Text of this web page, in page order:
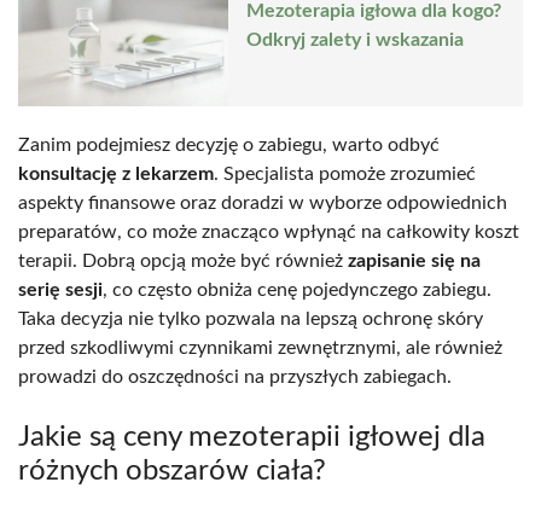
Mezoterapia igłowa dla kogo?
Odkryj zalety i wskazania
Zanim podejmiesz decyzję o zabiegu, warto odbyć
konsultację z lekarzem. Specjalista pomoże zrozumieć
aspekty finansowe oraz doradzi w wyborze odpowiednich
preparatów, co może znacząco wpłynąć na całkowity koszt
terapii. Dobrą opcją może być również zapisanie się na
serię sesji, co często obniża cenę pojedynczego zabiegu.
Taka decyzja nie tylko pozwala na lepszą ochronę skóry
przed szkodliwymi czynnikami zewnętrznymi, ale również
prowadzi do oszczędności na przyszłych zabiegach.
Jakie są ceny mezoterapii igłowej dla
różnych obszarów ciała?